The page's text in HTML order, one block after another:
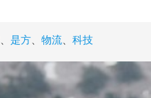
、 是方、 物流、 科技